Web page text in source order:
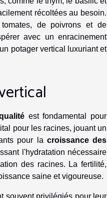
récoltées au besoin.
de poivrons et de
avec un enracinement
potager vertical luxuriant et
est fondamental pour
pour les racines, jouant un
pour la croissance des
l'hydratation nécessaire
des racines. La fertilité,
saine et vigoureuse.
souvent privilégiés pour leur